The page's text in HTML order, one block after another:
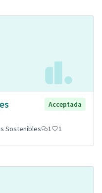
Acceptada
Sostenibles 1 1